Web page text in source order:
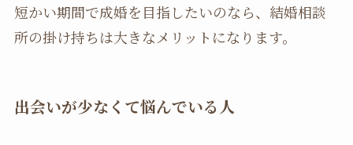
短かい期間で成婚を目指したいのなら、結婚相談
所の掛け持ちは大きなメリットになります。
出会いが少なくて悩んでいる人